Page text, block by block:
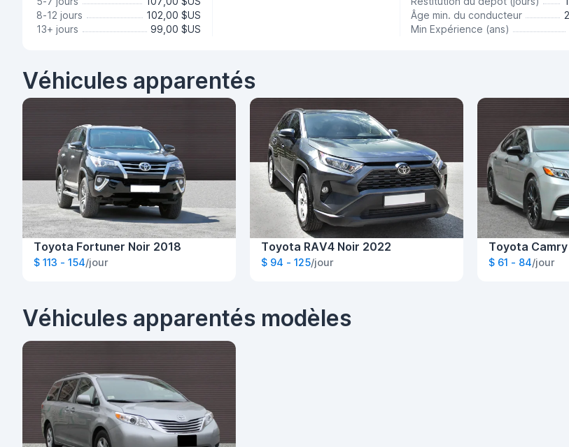
8-12 jours
102,00 $US
13+ jours
99,00 $US
Âge min. du conducteur
Min Expérience (ans)
Véhicules apparentés
Toyota Fortuner Noir 2018
$ 113 - 154/jour
Toyota RAV4 Noir 2022
$ 94 - 125/jour
Toyota
$ 61 - 84/jour
Véhicules apparentés modèles